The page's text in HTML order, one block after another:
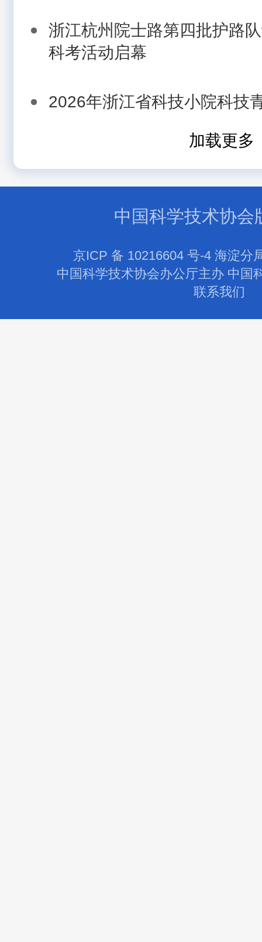
浙江杭州院士路第四批护路
科考活动启幕
2026年浙江省科技小院科技
加载更多
中国科学技术协会
京ICP 备 10216604 号-4 海淀分
中国科学技术协会办公厅主办 中国
联系我们